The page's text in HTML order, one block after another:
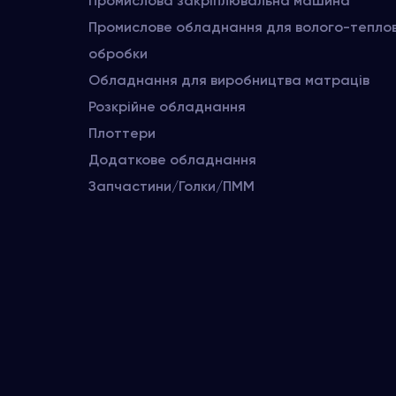
Промислове обладнання для волого-
обробки
Обладнання для виробництва матраців
Розкрійне обладнання
Плоттери
Додаткове обладнання
Запчастини/Голки/ПММ